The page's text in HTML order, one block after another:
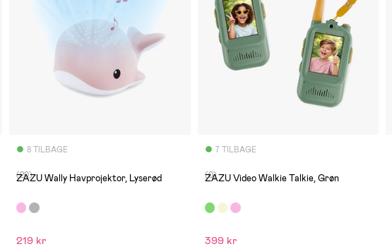
8 TILBAGE
(20)
ZAZU Wally Havprojektor, Lyserød
219 kr
7 TILBAGE
(0)
ZAZU Video Walkie Talkie, Grøn
399 kr